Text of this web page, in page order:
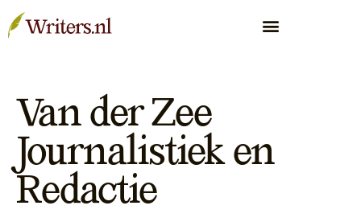
Van der Zee
Journalistiek en
Redactie